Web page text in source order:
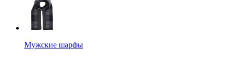
Мужские шарфы